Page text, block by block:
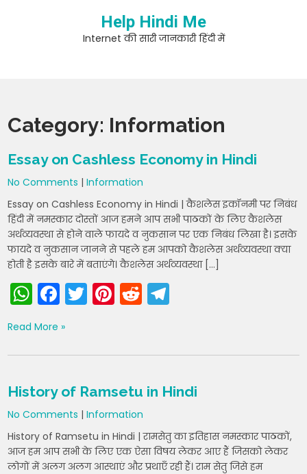
Help Hindi Me
Internet की सारी जानकारी हिंदी में
Category: Information
Essay on Cashless Economy in Hindi
No Comments |Information
Essay on Cashless Economy in Hindi | कैशलेस इकॉनमी पर निबंध
हिंदी में नमस्कार दोस्तों आज हमने आप सभी पाठकों के लिए कैशलेस
अर्थव्यवस्था से होने वाले फायदे व नुकसान पर एक निबंध लिखा है। इसके
फायदे व नुकसान जानने से पहले हम आपको कैशलेस अर्थव्यवस्था क्या
होती है इसके बारे में बताएंगे। कैशलेस अर्थव्यवस्था […]
W
h
a
ts
A
p
p
F
a
c
e
b
o
o
k
T
w
er
Pi
nt
e
st
R
e
di
t
gr
a
m
Read More »
History of Ramsetu in Hindi
No Comments |Information
History of Ramsetu in Hindi | रामसेतु का इतिहास नमस्कार पाठकों,
आज हम आप सभी के लिए एक ऐसा विषय लेकर आए हैं जिसको लेकर
लोगों में अलग अलग आस्थाएं और प्रथाएँ रही हैं। राम सेतु जिसे हम